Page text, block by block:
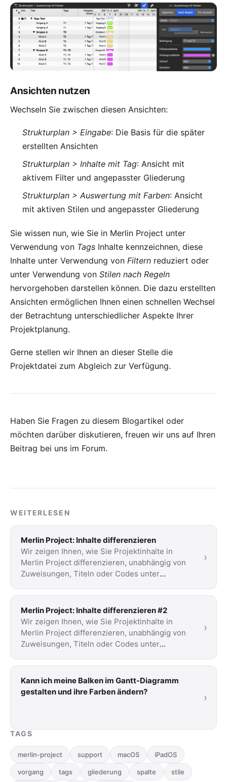
Ansichten nutzen
Wechseln Sie zwischen diesen Ansichten:
Strukturplan > Eingabe: Die Basis für die später
erstellten Ansichten
Strukturplan > Inhalte mit Tag: Ansicht mit
aktivem Filter und angepasster Gliederung
Strukturplan > Auswertung mit Farben: Ansicht
mit aktiven Stilen und angepasster Gliederung
Sie wissen nun, wie Sie in Merlin Project unter
Verwendung von Tags Inhalte kennzeichnen, diese
Inhalte unter Verwendung von Filtern reduziert oder
unter Verwendung von Stilen nach Regeln
hervorgehoben darstellen können. Die dazu erstellten
Ansichten ermöglichen Ihnen einen schnellen Wechsel
der Betrachtung unterschiedlicher Aspekte Ihrer
Projektplanung.
Gerne stellen wir Ihnen an dieser Stelle die
Projektdatei zum Abgleich zur Verfügung.
Haben Sie Fragen zu diesem Blogartikel oder
möchten darüber diskutieren, freuen wir uns auf Ihren
Beitrag bei uns im Forum.
WEITERLESEN
Merlin Project: Inhalte differenzieren
Wir zeigen Ihnen, wie Sie Projektinhalte in
Merlin Project differenzieren, unabhängig von
Zuweisungen, Titeln oder Codes unter
›
Merlin Project: Inhalte differenzieren #2
Wir zeigen Ihnen, wie Sie Projektinhalte in
Merlin Project differenzieren, unabhängig von
Zuweisungen, Titeln oder Codes unter
›
Kann ich meine Balken im Gantt-Diagramm
gestalten und ihre Farben ändern?
›
TAGS
merlin-project support macOS iPadOS
vorgang tags gliederung spalte stile